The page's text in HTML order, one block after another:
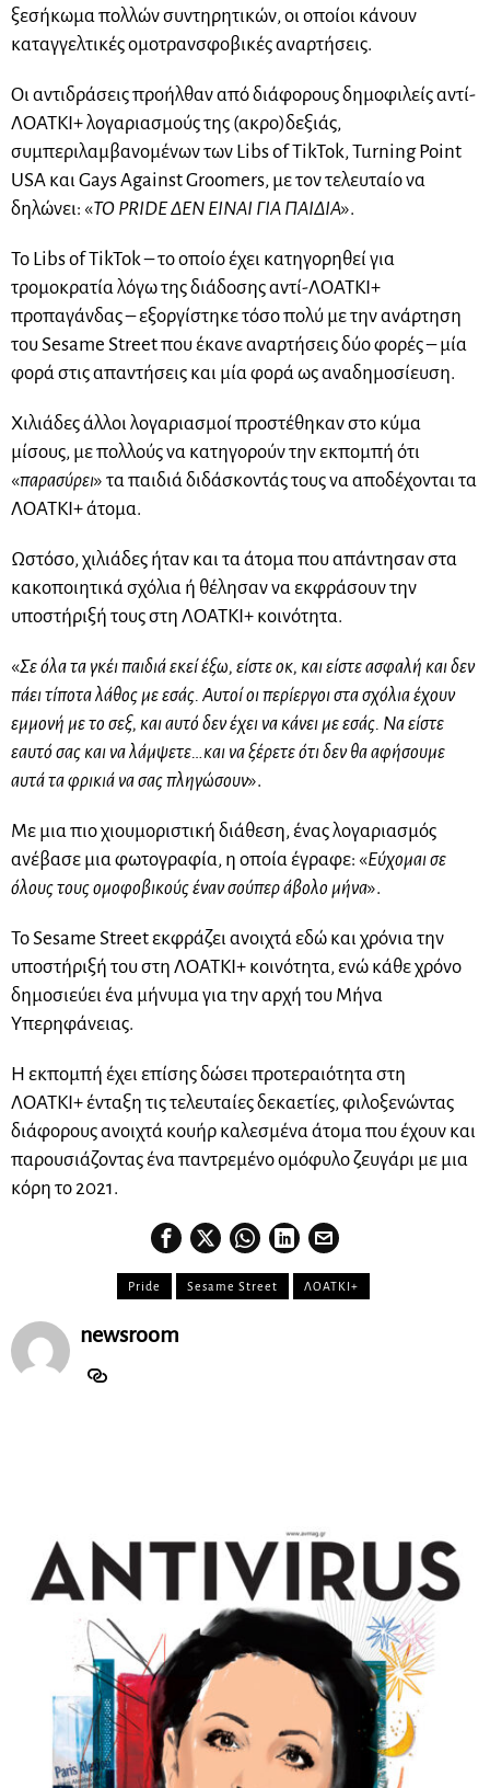
ξεσήκωμα πολλών συντηρητικών, οι οποίοι κάνουν
καταγγελτικές ομοτρανσφοβικές αναρτήσεις.
Οι αντιδράσεις προήλθαν από διάφορους δημοφιλείς αντί-
ΛΟΑΤΚΙ+ λογαριασμούς της (ακρο)δεξιάς,
συμπεριλαμβανομένων των Libs of TikTok, Turning Point
USA και Gays Against Groomers, με τον τελευταίο να
δηλώνει: «ΤΟ PRIDE ΔΕΝ ΕΙΝΑΙ ΓΙΑ ΠΑΙΔΙΑ».
Το Libs of TikTok – το οποίο έχει κατηγορηθεί για
τρομοκρατία λόγω της διάδοσης αντί-ΛΟΑΤΚΙ+
προπαγάνδας – εξοργίστηκε τόσο πολύ με την ανάρτηση
του Sesame Street που έκανε αναρτήσεις δύο φορές – μία
φορά στις απαντήσεις και μία φορά ως αναδημοσίευση.
Χιλιάδες άλλοι λογαριασμοί προστέθηκαν στο κύμα
μίσους, με πολλούς να κατηγορούν την εκπομπή ότι
«παρασύρει» τα παιδιά διδάσκοντάς τους να αποδέχονται τα
ΛΟΑΤΚΙ+ άτομα.
Ωστόσο, χιλιάδες ήταν και τα άτομα που απάντησαν στα
κακοποιητικά σχόλια ή θέλησαν να εκφράσουν την
υποστήριξή τους στη ΛΟΑΤΚΙ+ κοινότητα.
«Σε όλα τα γκέι παιδιά εκεί έξω, είστε οκ, και είστε ασφαλή και δεν
πάει τίποτα λάθος με εσάς. Αυτοί οι περίεργοι στα σχόλια έχουν
εμμονή με το σεξ, και αυτό δεν έχει να κάνει με εσάς. Να είστε
εαυτό σας και να λάμψετε…και να ξέρετε ότι δεν θα αφήσουμε
αυτά τα φρικιά να σας πληγώσουν».
Με μια πιο χιουμοριστική διάθεση, ένας λογαριασμός
ανέβασε μια φωτογραφία, η οποία έγραφε: «Εύχομαι σε
όλους τους ομοφοβικούς έναν σούπερ άβολο μήνα».
Το Sesame Street εκφράζει ανοιχτά εδώ και χρόνια την
υποστήριξή του στη ΛΟΑΤΚΙ+ κοινότητα, ενώ κάθε χρόνο
δημοσιεύει ένα μήνυμα για την αρχή του Μήνα
Υπερηφάνειας.
Η εκπομπή έχει επίσης δώσει προτεραιότητα στη
ΛΟΑΤΚΙ+ ένταξη τις τελευταίες δεκαετίες, φιλοξενώντας
διάφορους ανοιχτά κουήρ καλεσμένα άτομα που έχουν και
παρουσιάζοντας ένα παντρεμένο ομόφυλο ζευγάρι με μια
κόρη το 2021.
Pride Sesame Street ΛΟΑΤΚΙ+
newsroom